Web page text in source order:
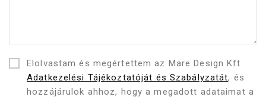
Elolvastam és megértettem az Mare Design Kft.
Adatkezelési Tájékoztatóját és Szabályzatát, és
hozzájárulok ahhoz, hogy a megadott adataimat a